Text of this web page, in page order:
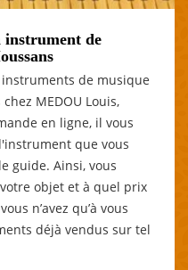
instrument de
de musique
MEDOU Louis,
en ligne, il vous
que vous
guide. Ainsi, vous
objet et à quel prix
n’avez qu’à vous
déjà vendus sur tel